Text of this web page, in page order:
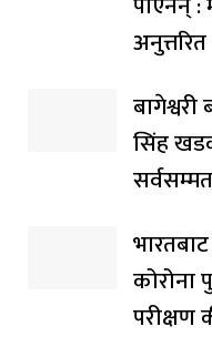
अनुत्तरित
सिंह
कोरोना
परीक्षण